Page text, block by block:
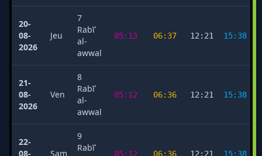
20-
08-
2026
Jeu
7
Rabīʿ
al-
awwal
05:13 06:37 12:21 15:38
21-
08-
2026
Ven
8
Rabīʿ
al-
awwal
05:12 06:36 12:21 15:38
22-
08-
Sam
9
Rabīʿ
05:12 06:36 12:21 15:38